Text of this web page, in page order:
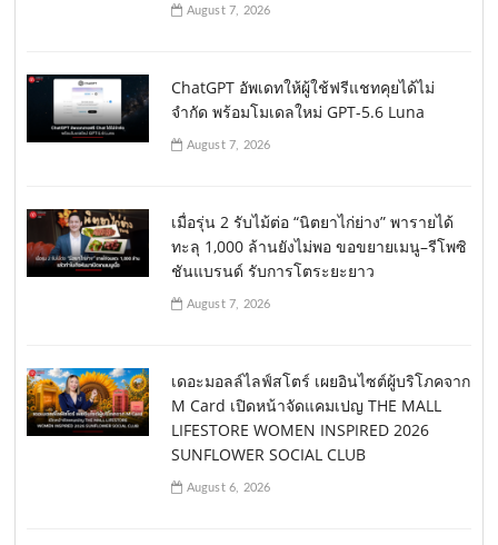
August 7, 2026
ChatGPT อัพเดทให้ผู้ใช้ฟรีแชทคุยได้ไม่
จำกัด พร้อมโมเดลใหม่ GPT-5.6 Luna
August 7, 2026
เมื่อรุ่น 2 รับไม้ต่อ “นิตยาไก่ย่าง” พารายได้
ทะลุ 1,000 ล้านยังไม่พอ ขอขยายเมนู–รีโพซิ
ชันแบรนด์ รับการโตระยะยาว
August 7, 2026
เดอะมอลล์ไลฟ์สโตร์ เผยอินไซต์ผู้บริโภคจาก
M Card เปิดหน้าจัดแคมเปญ THE MALL
LIFESTORE WOMEN INSPIRED 2026
SUNFLOWER SOCIAL CLUB
August 6, 2026